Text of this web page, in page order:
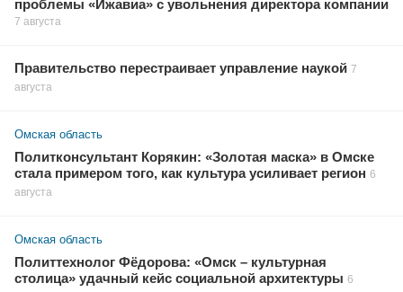
проблемы «Ижавиа» с увольнения директора компании
7 августа
Правительство перестраивает управление наукой 7
августа
Омская область
Политконсультант Корякин: «Золотая маска» в Омске
стала примером того, как культура усиливает регион 6
августа
Омская область
Политтехнолог Фёдорова: «Омск – культурная
столица» удачный кейс социальной архитектуры 6